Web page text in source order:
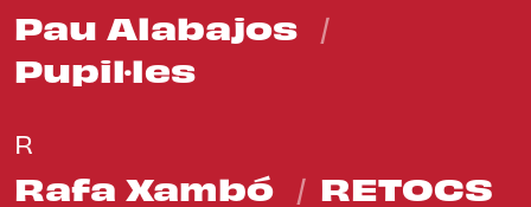
Pau Alabajos
Pupil·les
R
Rafa Xambó RETOCS